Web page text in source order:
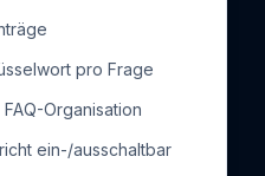
pro Frage
Organisation
ein-/ausschaltbar